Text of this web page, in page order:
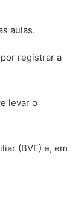
aulas.
registrar a
levar o
(BVF) e, em